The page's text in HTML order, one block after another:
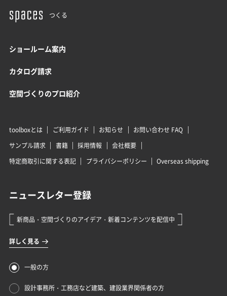
つくる
ショールーム案内
カタログ請求
空間づくりのプロ紹介
toolboxとは ご利用ガイド お知らせ
お問い合わせ FAQ
サンプル請求
書籍 採用情報
会社概要
特定商取引に関する表記
プライバシーポリシー Overseas shipping